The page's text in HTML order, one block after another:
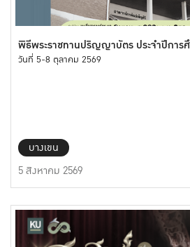
พิธีพระราชทานปริญญาบัตร ประจำปีการ
วันที่ 5-8 ตุลาคม 2569
บางเขน
5 สิงหาคม 2569